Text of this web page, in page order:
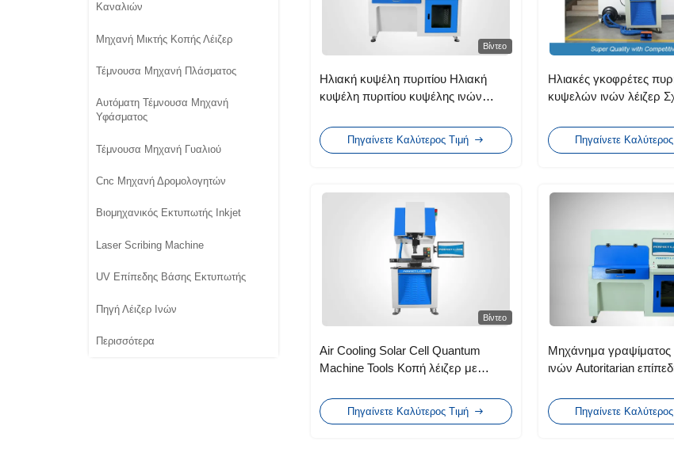
Καναλιών
Μηχανή Μικτής Κοπής Λέιζερ
Τέμνουσα Μηχανή Πλάσματος
Αυτόματη Τέμνουσα Μηχανή
Υφάσματος
Τέμνουσα Μηχανή Γυαλιού
Cnc Μηχανή Δρομολογητών
Βιομηχανικός Εκτυπωτής Inkjet
Laser Scribing Machine
UV Επίπεδης Βάσης Εκτυπωτής
Πηγή Λέιζερ Ινών
Περισσότερα
Βίντεο
Ηλιακή κυψέλη πυριτίου Ηλιακή
κυψέλη πυριτίου κυψέλης ινών
Πηγαίνετε Καλύτερος Τιμή
Ηλιακές γκοφρέτες
κυψελών ινών λέιζερ
λειτουργία
Πηγαίνετε
Βίντεο
Air Cooling Solar Cell Quantum
Machine Tools Κοπή λέιζερ με
Πηγαίνετε Καλύτερος Τιμή
Μηχάνημα γραψίματος
ινών Autoritarian
Πηγαίνετε